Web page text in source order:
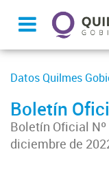
Datos Quilmes
Boletín
Boletín Oficial
diciembre de